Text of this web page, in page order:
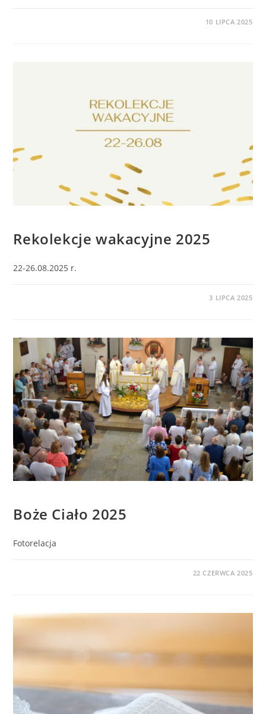
10 LIPCA 2025
Rekolekcje wakacyjne 2025
22-26.08.2025 r.
3 LIPCA 2025
Boże Ciało 2025
Fotorelacja
22 CZERWCA 2025